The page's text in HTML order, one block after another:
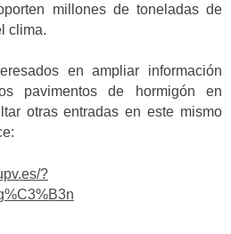
millones de toneladas de
clima.
en ampliar información
pavimentos de hormigón en
otras entradas en este mismo
?